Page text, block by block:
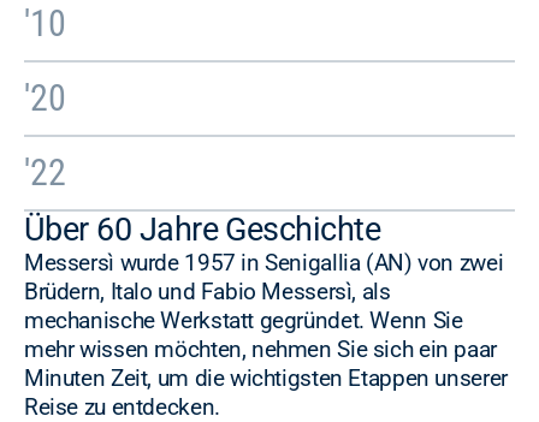
Über 60 Jahre Geschichte
Messersì wurde 1957 in Senigallia (AN) von zwei
Brüdern, Italo und Fabio Messersì, als
mechanische Werkstatt gegründet. Wenn Sie
mehr wissen möchten, nehmen Sie sich ein paar
Minuten Zeit, um die wichtigsten Etappen unserer
Reise zu entdecken.
'10
'20
'22